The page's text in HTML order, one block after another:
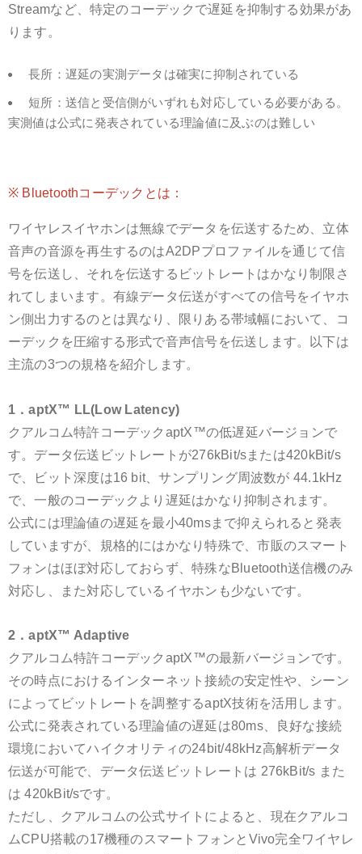
Streamなど、特定のコーデックで遅延を抑制する効果があ
ります。
長所：遅延の実測データは確実に抑制されている
短所：送信と受信側がいずれも対応している必要がある。
実測値は公式に発表されている理論値に及ぶのは難しい
※ Bluetoothコーデックとは：
ワイヤレスイヤホンは無線でデータを伝送するため、立体
音声の音源を再生するのはA2DPプロファイルを通じて信
号を伝送し、それを伝送するビットレートはかなり制限さ
れてしまいます。有線データ伝送がすべての信号をイヤホ
ン側出力するのとは異なり、限りある帯域幅において、コ
ーデックを圧縮する形式で音声信号を伝送します。以下は
主流の3つの規格を紹介します。
1．aptX™ LL(Low Latency)
クアルコム特許コーデックaptX™の低遅延バージョンで
す。データ伝送ビットレートが276kBit/sまたは420kBit/s
で、ビット深度は16 bit、サンプリング周波数が 44.1kHz
で、一般のコーデックより遅延はかなり抑制されます。
公式には理論値の遅延を最小40msまで抑えられると発表
していますが、規格的にはかなり特殊で、市販のスマート
フォンはほぼ対応しておらず、特殊なBluetooth送信機のみ
対応し、また対応しているイヤホンも少ないです。
2．aptX™ Adaptive
クアルコム特許コーデックaptX™の最新バージョンです。
その時点におけるインターネット接続の安定性や、シーン
によってビットレートを調整するaptX技術を活用します。
公式に発表されている理論値の遅延は80ms、良好な接続
環境においてハイクオリティの24bit/48kHz高解析データ
伝送が可能で、データ伝送ビットレートは 276kBit/s また
は 420kBit/sです。
ただし、クアルコムの公式サイトによると、現在クアルコ
ムCPU搭載の17機種のスマートフォンとVivo完全ワイヤレ